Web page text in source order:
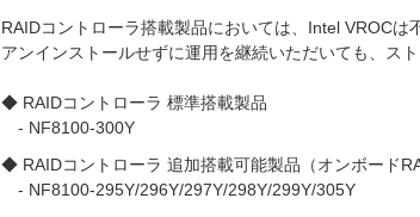
RAIDコントローラ搭載製品においては、Intel VROCは
アンインストールせずに運用を継続いただいても、ス
◆ RAIDコントローラ 標準搭載製品
- NF8100-300Y
◆ RAIDコントローラ 追加搭載可能製品（オンボード
- NF8100-295Y/296Y/297Y/298Y/299Y/305Y